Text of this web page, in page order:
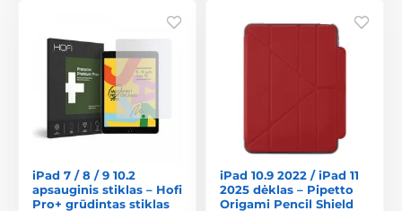
iPad 7 / 8 / 9 10.2
apsauginis stiklas – Hofi
Pro+ grūdintas stiklas
iPad 10.9 2022 / iPad 11
2025 dėklas – Pipetto
Origami Pencil Shield